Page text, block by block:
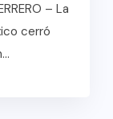
– La
cerró